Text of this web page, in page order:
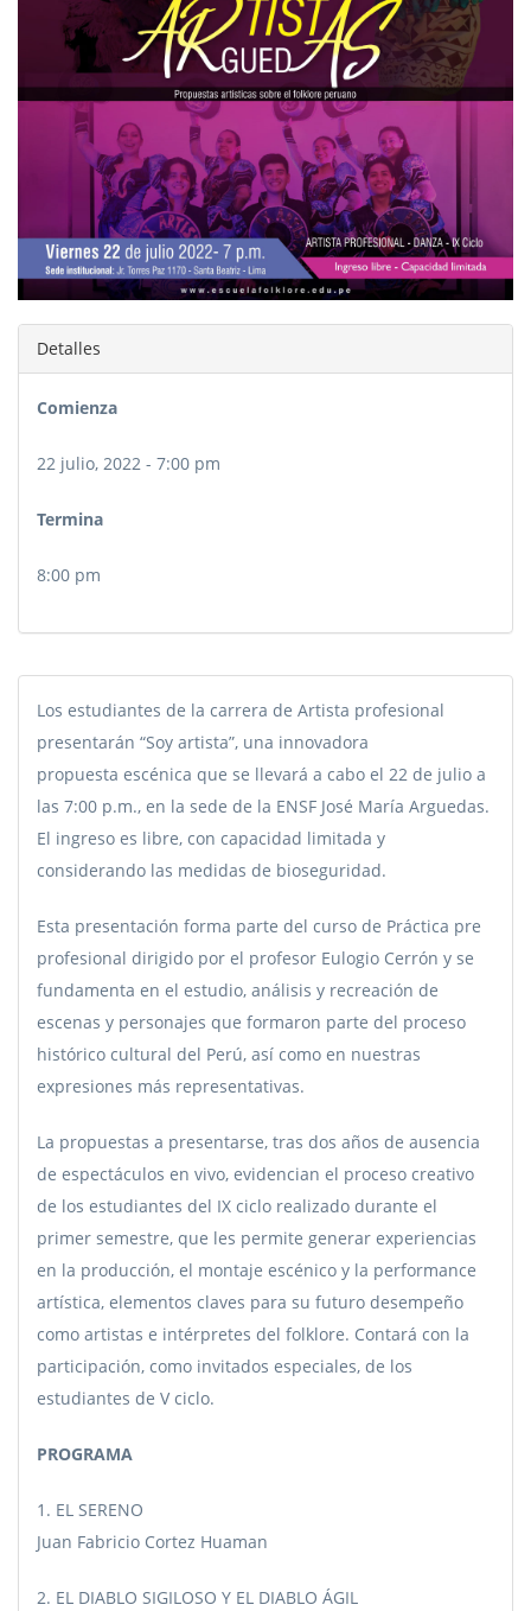
Detalles
Comienza
22 julio, 2022 - 7:00 pm
Termina
8:00 pm
Los estudiantes de la carrera de Artista profesional
presentarán “Soy artista”, una innovadora
propuesta escénica que se llevará a cabo el 22 de julio a
las 7:00 p.m., en la sede de la ENSF José María Arguedas.
El ingreso es libre, con capacidad limitada y
considerando las medidas de bioseguridad.
Esta presentación forma parte del curso de Práctica pre
profesional dirigido por el profesor Eulogio Cerrón y se
fundamenta en el estudio, análisis y recreación de
escenas y personajes que formaron parte del proceso
histórico cultural del Perú, así como en nuestras
expresiones más representativas.
La propuestas a presentarse, tras dos años de ausencia
de espectáculos en vivo, evidencian el proceso creativo
de los estudiantes del IX ciclo realizado durante el
primer semestre, que les permite generar experiencias
en la producción, el montaje escénico y la performance
artística, elementos claves para su futuro desempeño
como artistas e intérpretes del folklore. Contará con la
participación, como invitados especiales, de los
estudiantes de V ciclo.
PROGRAMA
1. EL SERENO
Juan Fabricio Cortez Huaman
2. EL DIABLO SIGILOSO Y EL DIABLO ÁGIL